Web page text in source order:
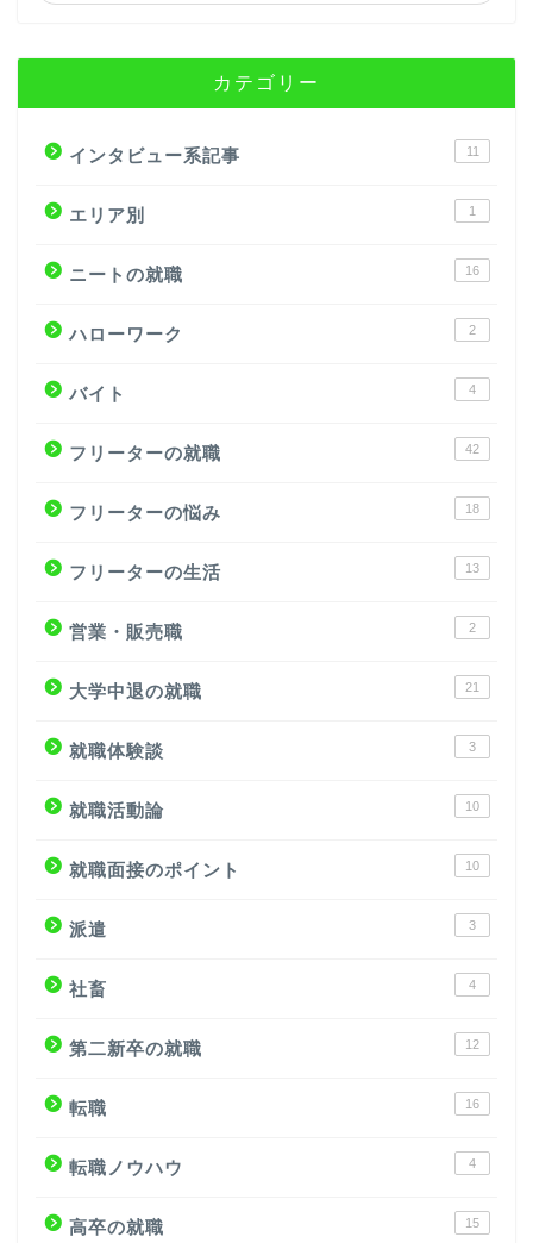
カテゴリー
インタビュー系記事 11
エリア別 1
ニートの就職 16
ハローワーク 2
バイト 4
フリーターの就職 42
フリーターの悩み 18
フリーターの生活 13
営業・販売職 2
大学中退の就職 21
就職体験談 3
就職活動論 10
就職面接のポイント 10
派遣 3
社畜 4
第二新卒の就職 12
転職 16
転職ノウハウ 4
高卒の就職 15